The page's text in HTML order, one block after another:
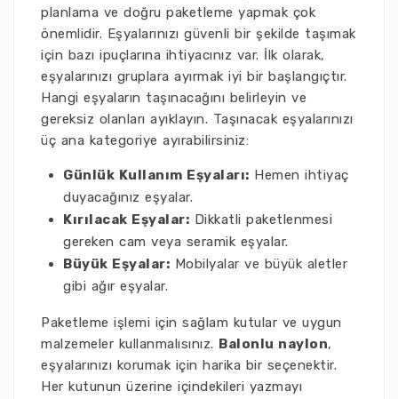
planlama ve doğru paketleme yapmak çok
önemlidir. Eşyalarınızı güvenli bir şekilde taşımak
için bazı ipuçlarına ihtiyacınız var. İlk olarak,
eşyalarınızı gruplara ayırmak iyi bir başlangıçtır.
Hangi eşyaların taşınacağını belirleyin ve
gereksiz olanları ayıklayın. Taşınacak eşyalarınızı
üç ana kategoriye ayırabilirsiniz:
Günlük Kullanım Eşyaları: Hemen ihtiyaç
duyacağınız eşyalar.
Kırılacak Eşyalar: Dikkatli paketlenmesi
gereken cam veya seramik eşyalar.
Büyük Eşyalar: Mobilyalar ve büyük aletler
gibi ağır eşyalar.
Paketleme işlemi için sağlam kutular ve uygun
malzemeler kullanmalısınız. Balonlu naylon,
eşyalarınızı korumak için harika bir seçenektir.
Her kutunun üzerine içindekileri yazmayı